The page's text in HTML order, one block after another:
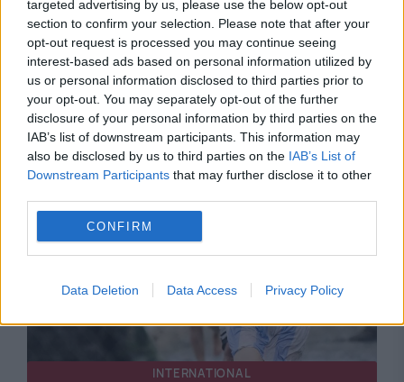
targeted advertising by us, please use the below opt-out
section to confirm your selection. Please note that after your
opt-out request is processed you may continue seeing
interest-based ads based on personal information utilized by
us or personal information disclosed to third parties prior to
your opt-out. You may separately opt-out of the further
disclosure of your personal information by third parties on the
IAB’s list of downstream participants. This information may
also be disclosed by us to third parties on the IAB’s List of
Downstream Participants that may further disclose it to other
CONFIRM
Data Deletion Data Access Privacy Policy
INTERNATIONAL
Spania evită să acuze Marocul după criza din
Ceuta. Presiunea politică asupra Guvernului
Sánchez crește
INTERNATIONAL